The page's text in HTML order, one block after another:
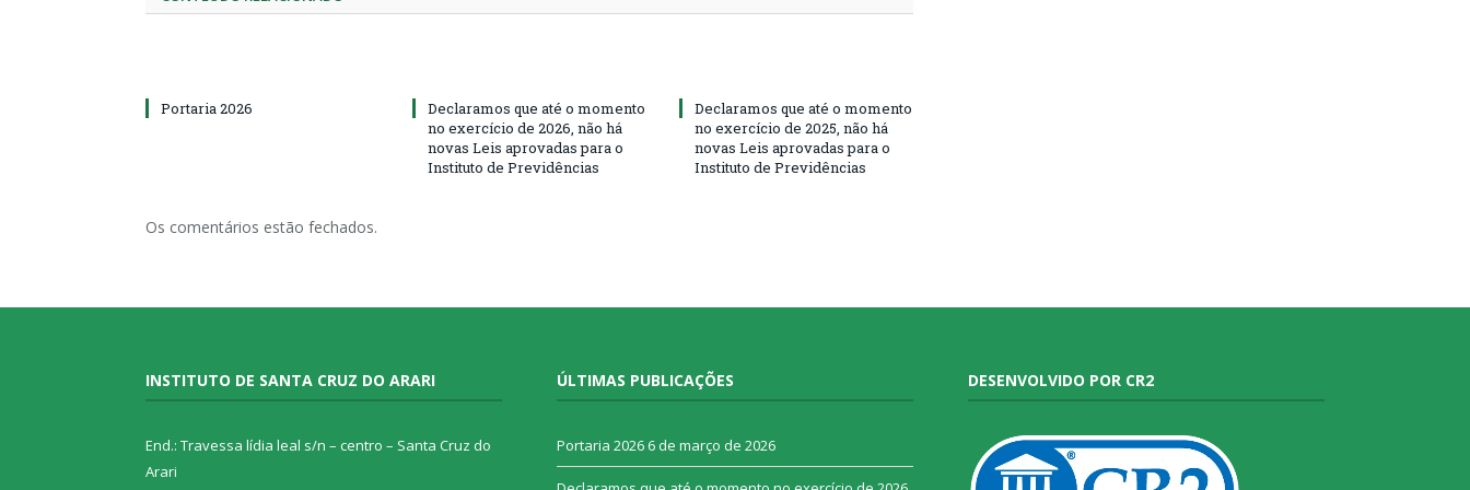
Portaria 2026
Declaramos que até o momento
no exercício de 2026, não há
novas Leis aprovadas para o
Instituto de Previdências
Declaramos que até o momento
no exercício de 2025, não há
novas Leis aprovadas para o
Instituto de Previdências
Os comentários estão fechados.
INSTITUTO DE SANTA CRUZ DO ARARI
End.: Travessa lídia leal s/n – centro – Santa Cruz do
Arari
ÚLTIMAS PUBLICAÇÕES
Portaria 2026 6 de março de 2026
DESENVOLVIDO POR CR2